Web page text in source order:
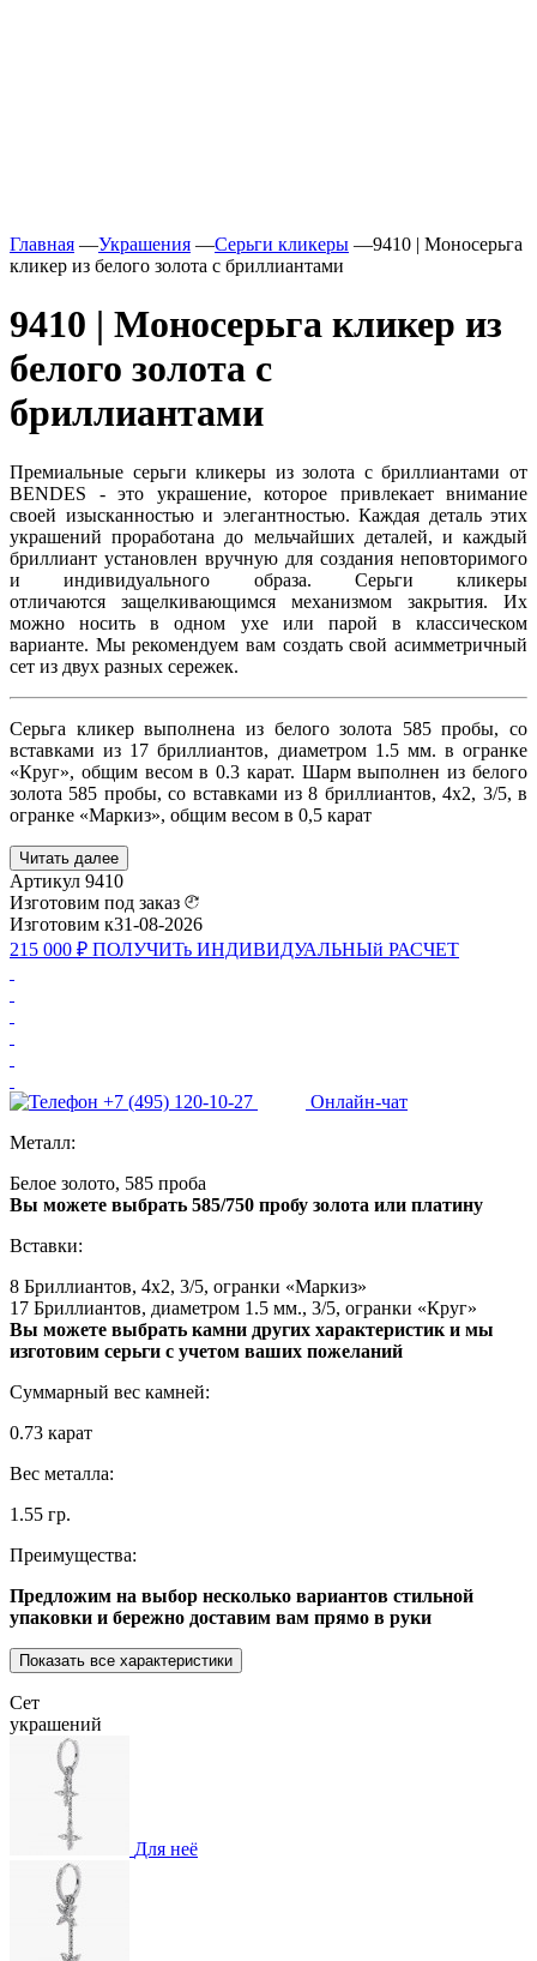
Главная —Украшения —Серьги кликеры —9410 | Моносерьга
кликер из белого золота с бриллиантами
9410 | Моносерьга кликер из
белого золота с
бриллиантами
Премиальные серьги кликеры из золота с бриллиантами от
BENDES - это украшение, которое привлекает внимание
своей изысканностью и элегантностью. Каждая деталь этих
украшений проработана до мельчайших деталей, и каждый
бриллиант установлен вручную для создания неповторимого
и индивидуального образа. Серьги кликеры
отличаются защелкивающимся механизмом закрытия. Их
можно носить в одном ухе или парой в классическом
варианте. Мы рекомендуем вам создать свой асимметричный
сет из двух разных сережек.
Серьга кликер выполнена из белого золота 585 пробы, со
вставками из 17 бриллиантов, диаметром 1.5 мм. в огранке
«Круг», общим весом в 0.3 карат. Шарм выполнен из белого
золота 585 пробы, со вставками из 8 бриллиантов, 4x2, 3/5, в
огранке «Маркиз», общим весом в 0,5 карат
Читать далее
Артикул 9410
Изготовим под заказ
Изготовим к31-08-2026
215 000 ₽ ПОЛУЧИТь ИНДИВИДУАЛЬНЫй РАСЧЕТ
+7 (495) 120-10-27
Онлайн-чат
Металл:
Белое золото, 585 проба
Вы можете выбрать 585/750 пробу золота или платину
Вставки:
8 Бриллиантов, 4x2, 3/5, огранки «Маркиз»
17 Бриллиантов, диаметром 1.5 мм., 3/5, огранки «Круг»
Вы можете выбрать камни других характеристик и мы
изготовим серьги с учетом ваших пожеланий
Суммарный вес камней:
0.73 карат
Вес металла:
1.55 гр.
Преимущества:
Предложим на выбор несколько вариантов стильной
упаковки и бережно доставим вам прямо в руки
Показать все характеристики
Сет
украшений
Для неё